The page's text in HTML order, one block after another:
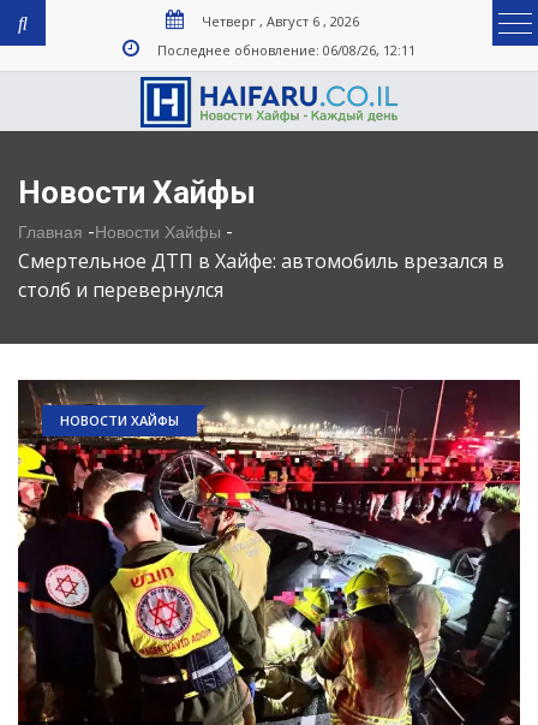
Четверг , Август 6 , 2026
Последнее обновление: 06/08/26, 12:11
Новости Хайфы
Главная -Новости Хайфы -
Смертельное ДТП в Хайфе: автомобиль врезался в
столб и перевернулся
НОВОСТИ ХАЙФЫ